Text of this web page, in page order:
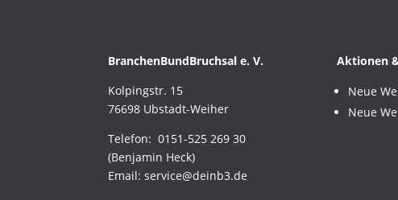
BranchenBundBruchsal e. V.
Kolpingstr. 15
76698 Ubstadt-Weiher
Telefon: 0151-525 269 30
(Benjamin Heck)
Email: service@deinb3.de
Aktionen
Neue
Neue